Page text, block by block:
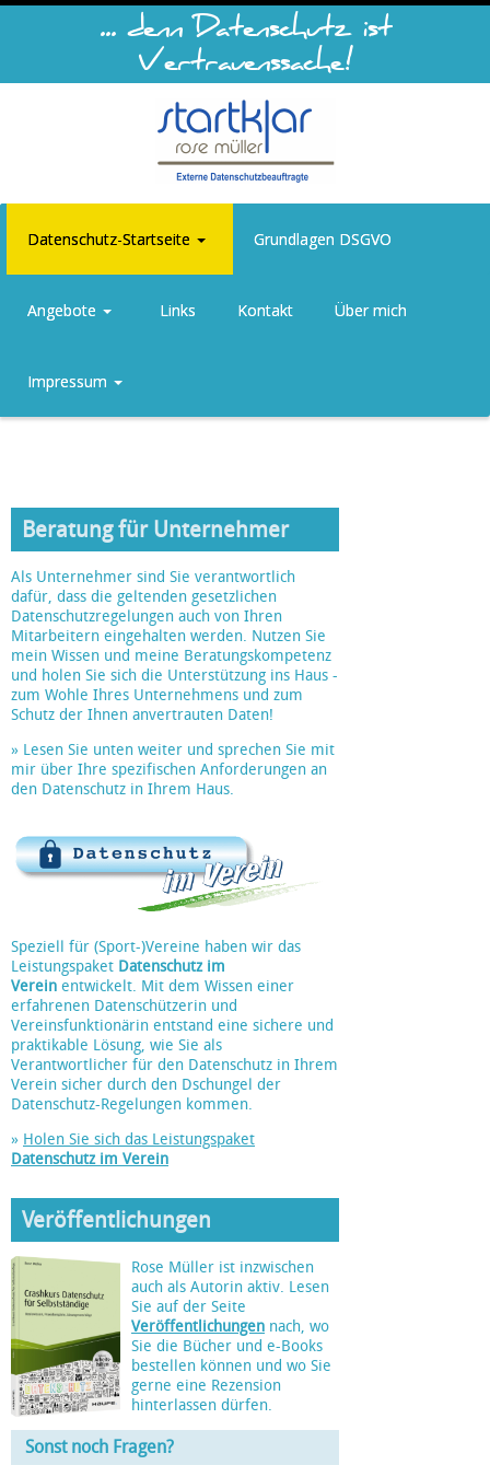
... denn Datenschutz ist
Vertrauenssache!
Datenschutz-Startseite Grundlagen DSGVO
Angebote Links Kontakt Über mich
Impressum
Beratung für Unternehmer
Als Unternehmer sind Sie verantwortlich
dafür, dass die geltenden gesetzlichen
Datenschutzregelungen auch von Ihren
Mitarbeitern eingehalten werden. Nutzen Sie
mein Wissen und meine Beratungskompetenz
und holen Sie sich die Unterstützung ins Haus -
zum Wohle Ihres Unternehmens und zum
Schutz der Ihnen anvertrauten Daten!
» Lesen Sie unten weiter und sprechen Sie mit
mir über Ihre spezifischen Anforderungen an
den Datenschutz in Ihrem Haus.
Speziell für (Sport-)Vereine haben wir das
Leistungspaket Datenschutz im
Verein entwickelt. Mit dem Wissen einer
erfahrenen Datenschützerin und
Vereinsfunktionärin entstand eine sichere und
praktikable Lösung, wie Sie als
Verantwortlicher für den Datenschutz in Ihrem
Verein sicher durch den Dschungel der
Datenschutz-Regelungen kommen.
» Holen Sie sich das Leistungspaket
Datenschutz im Verein
Veröffentlichungen
Rose Müller ist inzwischen
auch als Autorin aktiv. Lesen
Sie auf der Seite
Veröffentlichungen nach, wo
Sie die Bücher und e-Books
bestellen können und wo Sie
gerne eine Rezension
hinterlassen dürfen.
Sonst noch Fragen?